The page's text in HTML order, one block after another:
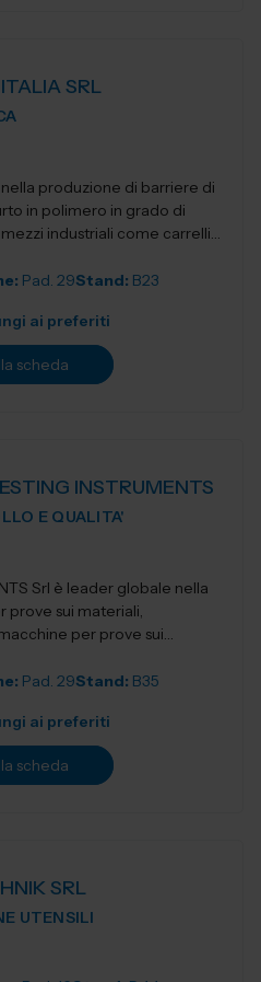
SRL
produzione di barriere di
in polimero in grado di
industriali come carrelli
Pad. 29Stand: B23
ai preferiti
scheda
INSTRUMENTS
E QUALITA'
Srl è leader globale nella
prove sui materiali,
per prove sui
Pad. 29Stand: B35
ai preferiti
scheda
SRL
UTENSILI